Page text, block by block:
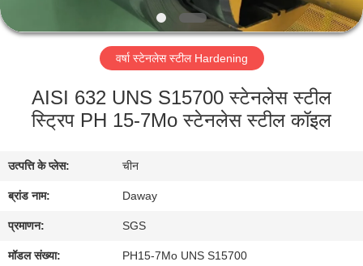
हमारे
बारे
कारखाना
गुणवत्ता
नियंत्रण
वर्षा स्टेनलेस स्टील Hardening
AISI 632 UNS S15700 स्टेनलेस स्टील
स्ट्रिप PH 15-7Mo स्टेनलेस स्टील कॉइल
उत्पत्ति के प्लेस: चीन
ब्रांड नाम: Daway
प्रमाणन: SGS
मॉडल संख्या: PH15-7Mo UNS S15700